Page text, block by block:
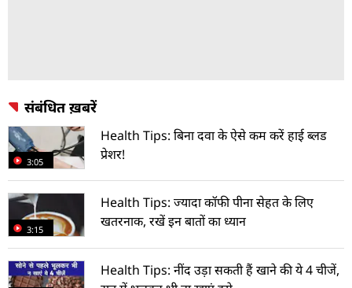
संबंधित ख़बरें
3:05
Health Tips: बिना दवा के ऐसे कम करें हाई ब्लड
प्रेशर!
3:15
Health Tips: ज्यादा कॉफी पीना सेहत के लिए
खतरनाक, रखें इन बातों का ध्यान
Health Tips: नींद उड़ा सकती हैं खाने की ये 4 चीजें,